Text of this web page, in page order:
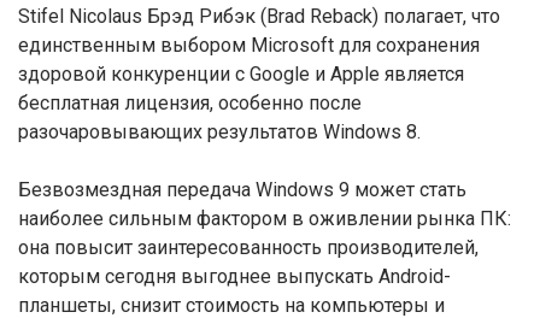
Stifel Nicolaus Брэд Рибэк (Brad Reback) полагает, что
единственным выбором Microsoft для сохранения
здоровой конкуренции с Google и Apple является
бесплатная лицензия, особенно после
разочаровывающих результатов Windows 8.
Безвозмездная передача Windows 9 может стать
наиболее сильным фактором в оживлении рынка ПК:
она повысит заинтересованность производителей,
которым сегодня выгоднее выпускать Android-
планшеты, снизит стоимость на компьютеры и